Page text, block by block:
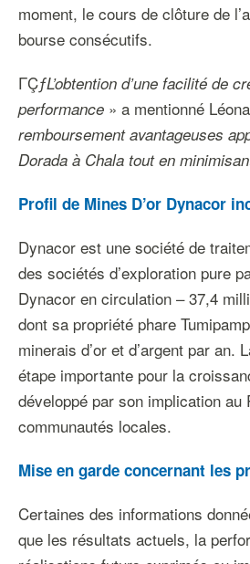
moment, le cours de clôture de
bourse consécutifs.
ΓÇƒL’obtention d’une facilité de
performance » a mentionné
remboursement avantageuses
Dorada à Chala tout en
Profil de Mines D’or Dynacor
Dynacor est une société de
des sociétés d’exploration pure
Dynacor en circulation – 37,4
dont sa propriété phare
minerais d’or et d’argent par
étape importante pour la
développé par son implication
communautés locales.
Mise en garde concernant les
Certaines des informations
que les résultats actuels, la